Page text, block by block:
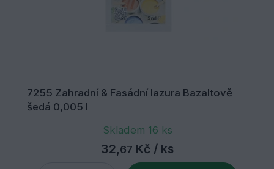
7255 Zahradní & Fasádní lazura Bazaltově
šedá 0,005 l
Skladem 16 ks
32,67 Kč / ks